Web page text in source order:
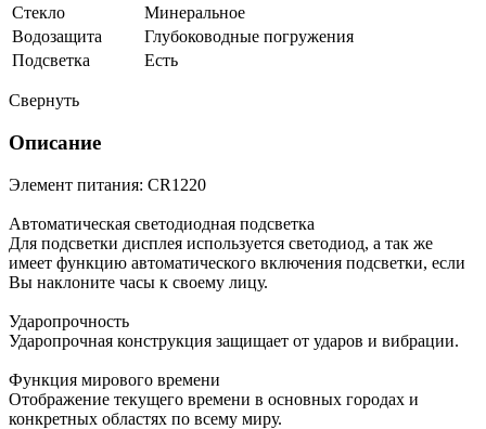
Стекло
Минеральное
Водозащита
Глубоководные погружения
Подсветка
Есть
Свернуть
Описание
Элемент питания: CR1220
Автоматическая светодиодная подсветка
Для подсветки дисплея используется светодиод, а так же
имеет функцию автоматического включения подсветки, если
Вы наклоните часы к своему лицу.
Ударопрочность
Ударопрочная конструкция защищает от ударов и вибрации.
Функция мирового времени
Отображение текущего времени в основных городах и
конкретных областях по всему миру.